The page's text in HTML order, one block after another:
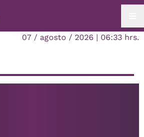
07 / agosto / 2026 | 06:33 hrs.